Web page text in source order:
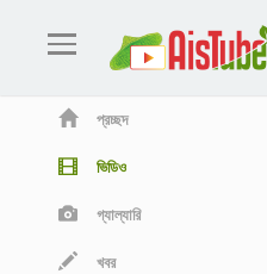
প্রচ্ছদ
ভিডিও
গ্যাল্যারি
খবর